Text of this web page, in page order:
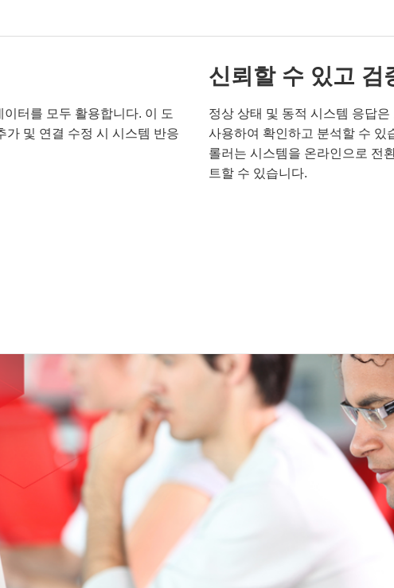
터를 모두 활용합니다. 이 도
가 및 연결 수정 시 시스템 반응
신뢰할 수 있고 검
정상 상태 및 동적 시스템 응답
사용하여 확인하고 분석할 수 있
롤러는 시스템을 온라인으로 전
트할 수 있습니다.